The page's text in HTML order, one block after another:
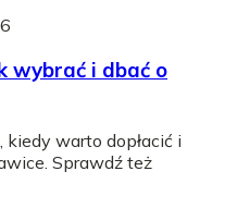
wybrać i dbać o
kiedy warto dopłacić i
Sprawdź też